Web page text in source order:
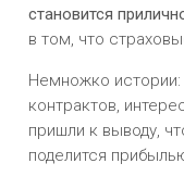
становится
в том, что
Немножко
контрактов,
пришли к выводу,
поделится